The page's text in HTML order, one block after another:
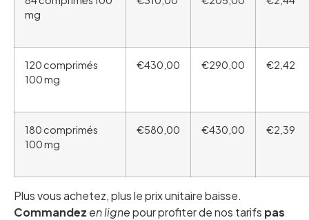
mg
120 comprimés
100 mg
€430,00 €290,00 €2,42
180 comprimés
100 mg
€580,00 €430,00 €2,39
Plus vous achetez, plus le prix unitaire baisse.
Commandez en lignepour profiter de nos tarifs pas